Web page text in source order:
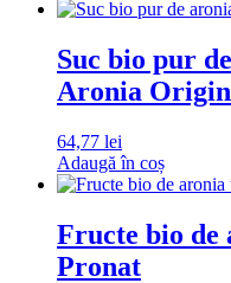
Suc bio pur
Aronia
64,77 lei
Adaugă în coș
Fructe bio de
Pronat